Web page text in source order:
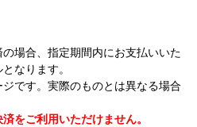
の場合、指定期間内にお支払いいた
なります。
ジです。実際のものとは異なる場合
をご利用いただけません。